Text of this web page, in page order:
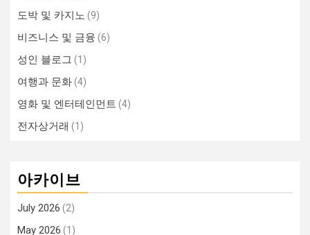
도박 및 카지노 (9)
비즈니스 및 금융 (6)
성인 블로그 (1)
여행과 문화(4)
영화 및 엔터테인먼트 (4)
전자상거래 (1)
아카이브
July 2026 (2)
May 2026 (1)